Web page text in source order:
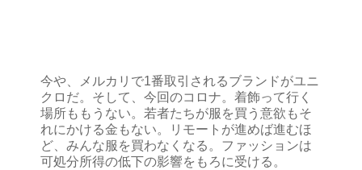
今や、メルカリで1番取引されるブランドがユニ
クロだ。そして、今回のコロナ。着飾って行く
場所ももうない。若者たちが服を買う意欲もそ
れにかける金もない。リモートが進めば進むほ
ど、みんな服を買わなくなる。ファッションは
可処分所得の低下の影響をもろに受ける。